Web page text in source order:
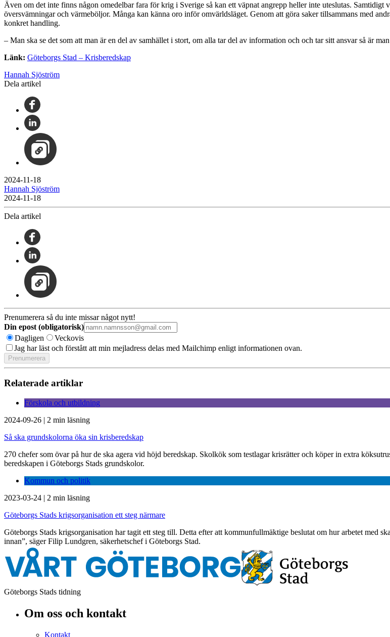
Även om det inte finns någon omedelbar fara för krig i Sverige så kan ett väpnat angrepp heller inte uteslutas.
översvämningar och värmeböljor. Många kan känna oro inför omvärldsläget. Genom att göra saker tillsammans med
konkret handling.
– Man ska se det som att man är en del av samhället i stort, om alla tar del av information och och tar sitt ansvar så är
Länk: Göteborgs Stad – Krisberedskap
Hannah Sjöström
Dela artikel
2024-11-18
Hannah Sjöström
2024-11-18
Dela artikel
Prenumerera så du inte missar något nytt!
Din epost (obligatorisk)
Dagligen
Veckovis
Jag har läst och förstått att min mejladress delas med Mailchimp enligt informationen ovan.
Relaterade artiklar
Förskola och utbildning
2024-09-26 | 2 min läsning
Så ska grundskolorna öka sin krisberedskap
270 chefer som övar på hur de ska agera vid höjd beredskap. Skolkök som testlagar krisrätter och köper in extra
beredskapen i Göteborgs Stads grundskolor.
Kommun och politik
2023-03-24 | 2 min läsning
Göteborgs Stads krigsorganisation ett steg närmare
Göteborgs Stads krigsorganisation har tagit ett steg till. Detta efter att kommunfullmäktige beslutat om hur arbetet med
innan”, säger Filip Lundgren, säkerhetschef i Göteborgs Stad.
Göteborgs Stads tidning
Om oss och kontakt
Kontakt